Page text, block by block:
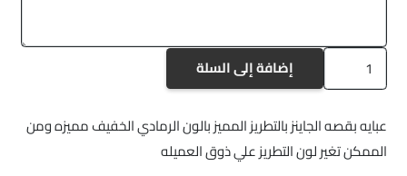
كمية
a176
إضافة إلى السلة
عبايه بقصه الجاينز بالتطريز المميز بالون الرمادي الخفيف مميزه ومن
الممكن تغير لون التطريز علي ذوق العميله